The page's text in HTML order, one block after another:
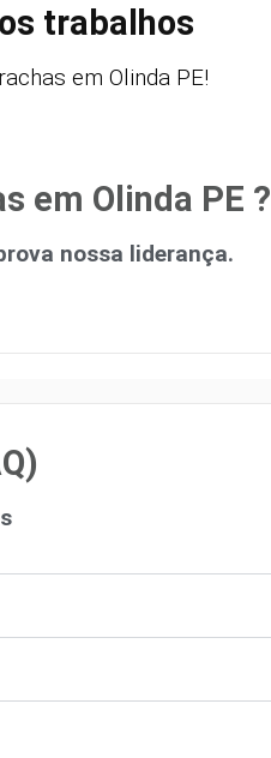
trabalhos
em Olinda PE!
em Olinda PE ?
nossa liderança.